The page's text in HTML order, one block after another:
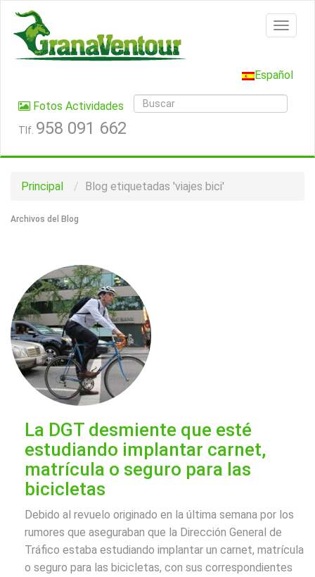
Español
Fotos Actividades
Tlf. 958 091 662
Principal Blog etiquetadas 'viajes bici'
Archivos del Blog
La DGT desmiente que esté
estudiando implantar carnet,
matrícula o seguro para las
bicicletas
Debido al revuelo originado en la última semana por los
rumores que aseguraban que la Dirección General de
Tráfico estaba estudiando implantar un carnet, matrícula
o seguro para las bicicletas, con sus correspondientes